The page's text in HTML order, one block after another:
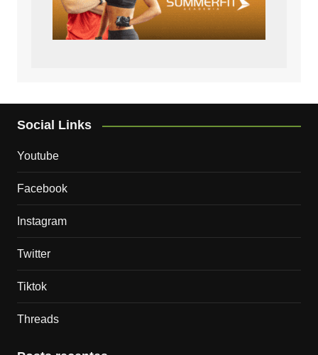
Social Links
Youtube
Facebook
Instagram
Twitter
Tiktok
Threads